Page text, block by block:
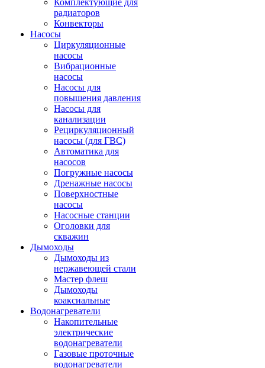
Комплектующие для
радиаторов
Конвекторы
Насосы
Циркуляционные
насосы
Вибрационные
насосы
Насосы для
повышения давления
Насосы для
канализации
Рециркуляционный
насосы (для ГВС)
Автоматика для
насосов
Погружные насосы
Дренажные насосы
Поверхностные
насосы
Насосные станции
Оголовки для
скважин
Дымоходы
Дымоходы из
нержавеющей стали
Мастер флеш
Дымоходы
коаксиальные
Водонагреватели
Накопительные
электрические
водонагреватели
Газовые проточные
водонагреватели